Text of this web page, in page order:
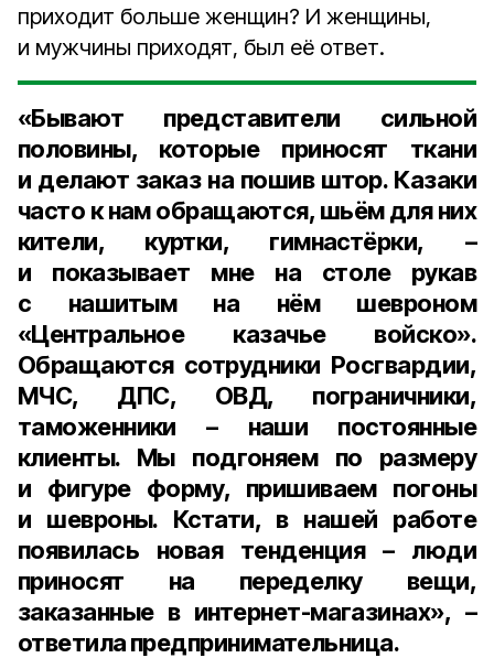
приходит больше женщин? И женщины,
и мужчины приходят, был её ответ.
«Бывают представители сильной
половины, которые приносят ткани
и делают заказ на пошив штор. Казаки
часто к нам обращаются, шьём для них
кители, куртки, гимнастёрки, –
и показывает мне на столе рукав
с нашитым на нём шевроном
«Центральное казачье войско».
Обращаются сотрудники Росгвардии,
МЧС, ДПС, ОВД, пограничники,
таможенники – наши постоянные
клиенты. Мы подгоняем по размеру
и фигуре форму, пришиваем погоны
и шевроны. Кстати, в нашей работе
появилась новая тенденция – люди
приносят на переделку вещи,
заказанные в интернет-магазинах», –
ответила предпринимательница.